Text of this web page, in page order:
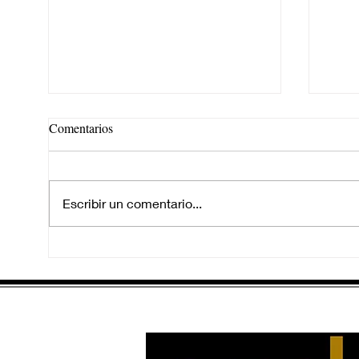
EN EL FONDO DEL RÍO
Comentarios
Escribir un comentario...